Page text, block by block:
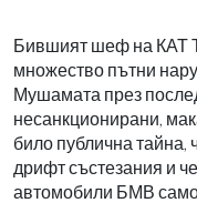
Бившият шеф на КАТ
множество пътни
Мушамата през
несанкционирани,
било публична тайна,
дрифт състезания и
автомобили БМВ само